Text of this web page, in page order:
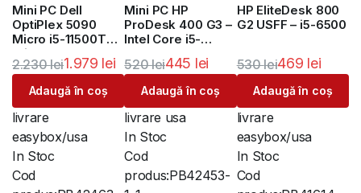
Mini PC Dell
OptiPlex 5090
Micro i5-11500T
Windows 10 Pro
2.230lei1.979 lei
Adaugă în coș
livrare
easybox/usa
In Stoc
Cod
Mini PC HP
ProDesk 400 G3 –
Intel Core i5-
520lei445 lei
Adaugă în coș
livrare usa
In Stoc
Cod
produs:PB42453-
HP EliteDesk 800
G2 USFF – i5-6500
530lei469 lei
Adaugă în coș
livrare
easybox/usa
In Stoc
Cod